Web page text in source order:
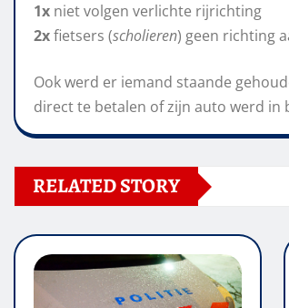
1x niet volgen verlichte rijrichting
2xfietsers (scholieren) geen richting
Ook werd er iemand staande
direct te betalen of zijn auto werd in
RELATED STORY